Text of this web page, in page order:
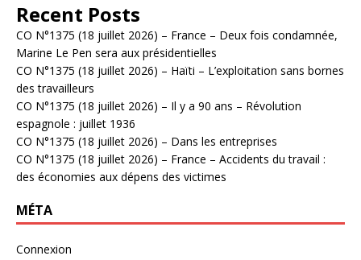
Recent Posts
CO N°1375 (18 juillet 2026) – France – Deux fois condamnée,
Marine Le Pen sera aux présidentielles
CO N°1375 (18 juillet 2026) – Haïti – L’exploitation sans bornes
des travailleurs
CO N°1375 (18 juillet 2026) – Il y a 90 ans – Révolution
espagnole : juillet 1936
CO N°1375 (18 juillet 2026) – Dans les entreprises
CO N°1375 (18 juillet 2026) – France – Accidents du travail :
des économies aux dépens des victimes
MÉTA
Connexion